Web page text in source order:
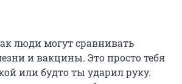
люди могут сравнивать
и вакцины. Это просто тебя
или будто ты ударил руку.